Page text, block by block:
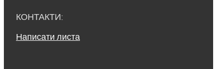
КОНТАКТИ:
Написати листа